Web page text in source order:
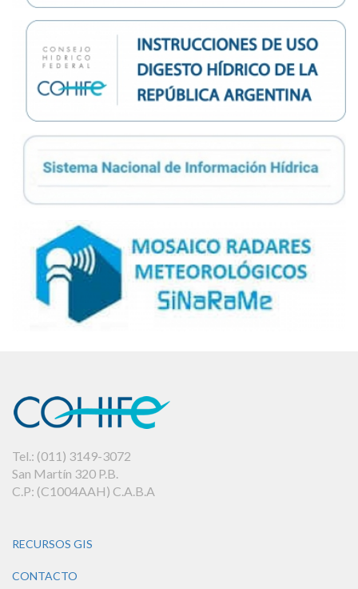
Tel.: (011) 3149-3072
San Martín 320 P.B.
C.P: (C1004AAH) C.A.B.A
RECURSOS GIS
CONTACTO